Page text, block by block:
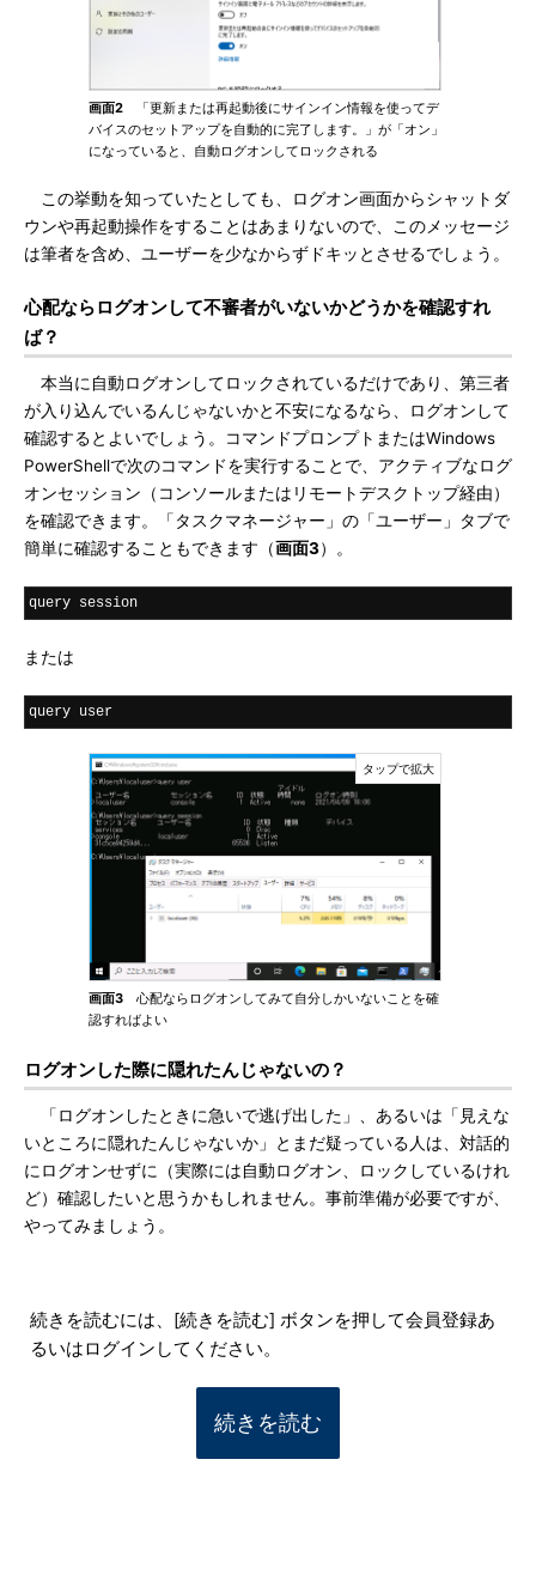
画面2 「更新または再起動後にサインイン情報を使ってデ
バイスのセットアップを自動的に完了します。」が「オン」
になっていると、自動ログオンしてロックされる
この挙動を知っていたとしても、ログオン画面からシャットダ
ウンや再起動操作をすることはあまりないので、このメッセージ
は筆者を含め、ユーザーを少なからずドキッとさせるでしょう。
心配ならログオンして不審者がいないかどうかを確認すれ
ば？
本当に自動ログオンしてロックされているだけであり、第三者
が入り込んでいるんじゃないかと不安になるなら、ログオンして
確認するとよいでしょう。コマンドプロンプトまたはWindows
PowerShellで次のコマンドを実行することで、アクティブなログ
オンセッション（コンソールまたはリモートデスクトップ経由）
を確認できます。「タスクマネージャー」の「ユーザー」タブで
簡単に確認することもできます（画面3）。
query session
または
query user
画面3 心配ならログオンしてみて自分しかいないことを確
認すればよい
ログオンした際に隠れたんじゃないの？
「ログオンしたときに急いで逃げ出した」、あるいは「見えな
いところに隠れたんじゃないか」とまだ疑っている人は、対話的
にログオンせずに（実際には自動ログオン、ロックしているけれ
ど）確認したいと思うかもしれません。事前準備が必要ですが、
やってみましょう。
続きを読むには、[続きを読む] ボタンを押して会員登録あ
るいはログインしてください。
続きを読む